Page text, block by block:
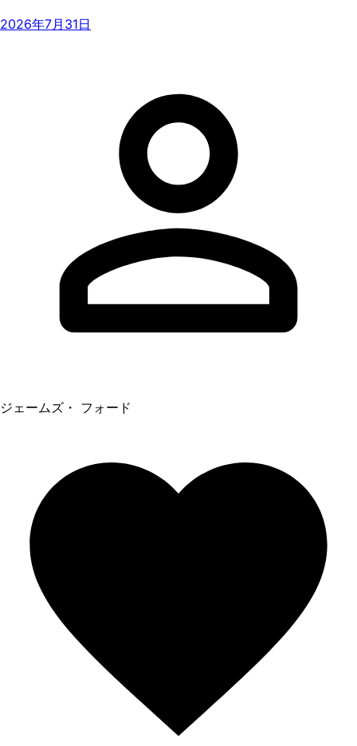
2026年7月31日
ジェームズ・ フォード